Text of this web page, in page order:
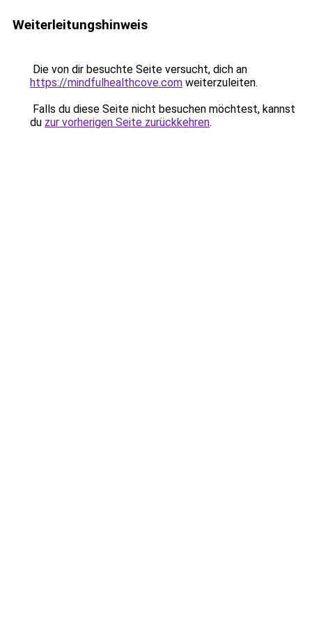
Weiterleitungshinweis
Die von dir besuchte Seite versucht, dich an
https://mindfulhealthcove.com weiterzuleiten.
Falls du diese Seite nicht besuchen möchtest, kannst
du zur vorherigen Seite zurückkehren.